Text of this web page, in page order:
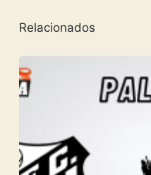
Relacionados